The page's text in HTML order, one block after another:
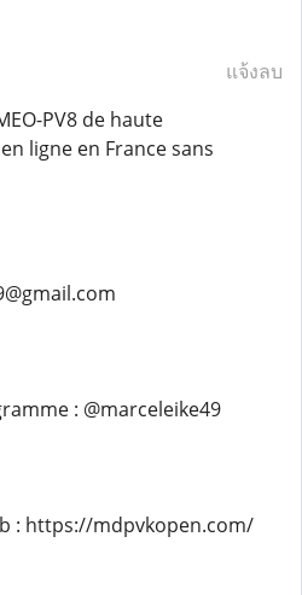
แจ้งลบ
PV8 de haute
ligne en France sans
: @marceleike49
: https://mdpvkopen.com/